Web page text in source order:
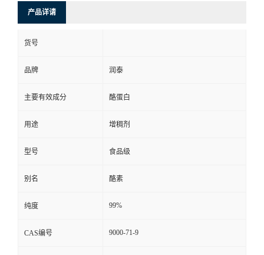
产品详请
货号
品牌 润泰
主要有效成分 酪蛋白
用途 增稠剂
型号 食品级
别名 酪素
纯度 99%
CAS编号 9000-71-9